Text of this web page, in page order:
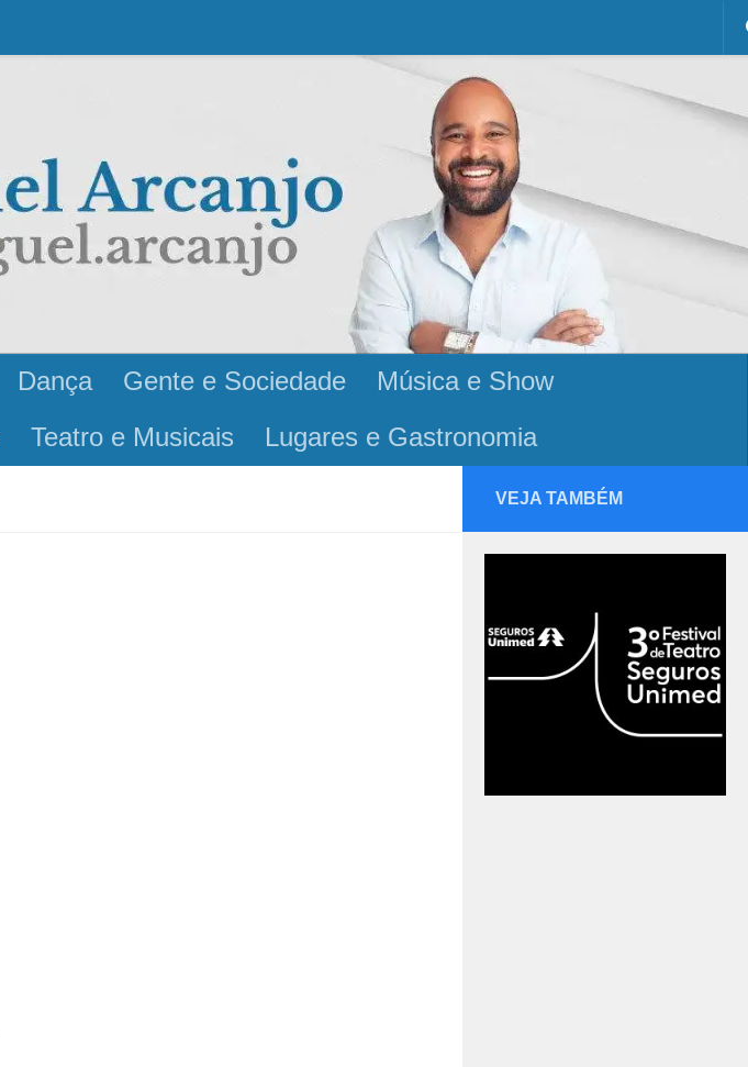
Dança Gente e Sociedade
Música e Show
Teatro e Musicais Lugares e Gastronomia
VEJA TAMBÉM